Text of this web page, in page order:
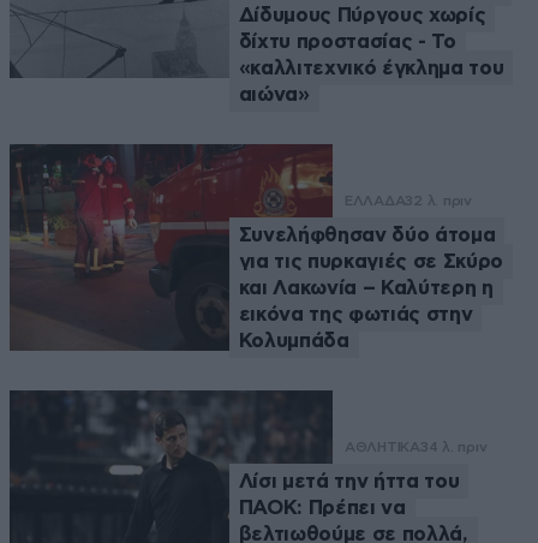
Δίδυμους Πύργους χωρίς
δίχτυ προστασίας - Το
«καλλιτεχνικό έγκλημα του
αιώνα»
ΕΛΛΑΔΑ32 λ. πριν
Συνελήφθησαν δύο άτομα
για τις πυρκαγιές σε Σκύρο
και Λακωνία – Καλύτερη η
εικόνα της φωτιάς στην
Κολυμπάδα
ΑΘΛΗΤΙΚΑ34 λ. πριν
Λίσι μετά την ήττα του
ΠΑΟΚ: Πρέπει να
βελτιωθούμε σε πολλά,